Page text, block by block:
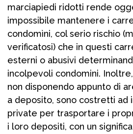
marciapiedi ridotti rende
impossibile mantenere i
condomìni, col serio rischio
verificatosi) che in questi
esterni o abusivi
incolpevoli condomini.
non disponendo appunto di
a deposito, sono costretti ad
private per trasportare i
i loro depositi, con un